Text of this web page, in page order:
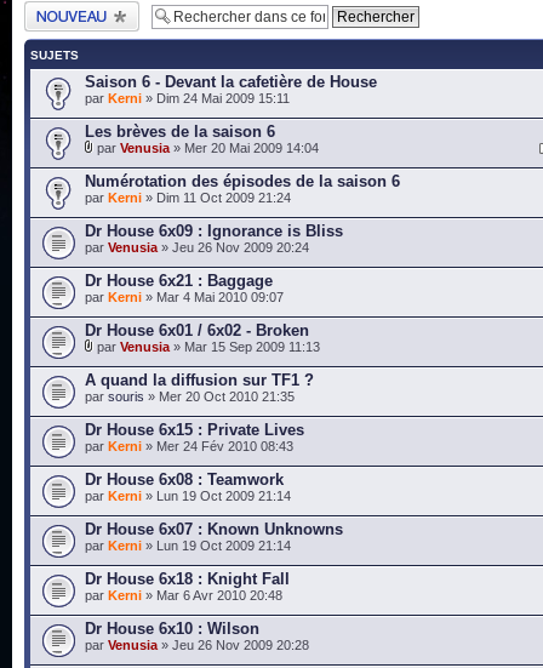
Publier un nouveau
sujet
SUJETS
Saison 6 - Devant la cafetière de House
par Kerni » Dim 24 Mai 2009 15:11
Les brèves de la saison 6
par Venusia » Mer 20 Mai 2009 14:04
Numérotation des épisodes de la saison 6
par Kerni » Dim 11 Oct 2009 21:24
Dr House 6x09 : Ignorance is Bliss
par Venusia » Jeu 26 Nov 2009 20:24
Dr House 6x21 : Baggage
par Kerni » Mar 4 Mai 2010 09:07
Dr House 6x01 / 6x02 - Broken
par Venusia » Mar 15 Sep 2009 11:13
A quand la diffusion sur TF1 ?
par souris » Mer 20 Oct 2010 21:35
Dr House 6x15 : Private Lives
par Kerni » Mer 24 Fév 2010 08:43
Dr House 6x08 : Teamwork
par Kerni » Lun 19 Oct 2009 21:14
Dr House 6x07 : Known Unknowns
par Kerni » Lun 19 Oct 2009 21:14
Dr House 6x18 : Knight Fall
par Kerni » Mar 6 Avr 2010 20:48
Dr House 6x10 : Wilson
par Venusia » Jeu 26 Nov 2009 20:28